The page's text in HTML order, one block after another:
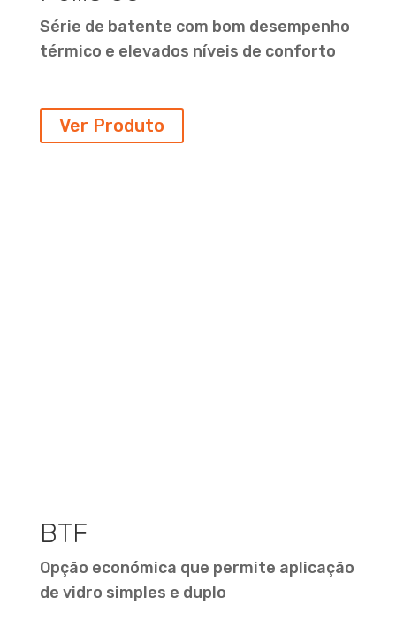
Série de batente com bom desempenho
térmico e elevados níveis de conforto
Ver Produto
BTF
Opção económica que permite aplicação
de vidro simples e duplo